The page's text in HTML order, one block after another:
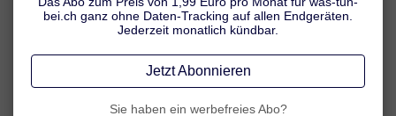
Jennifer steht für evidenzbasierte, verständlich formulierte und
medienübergreifend einsetzbare Gesundheitsinformationen –